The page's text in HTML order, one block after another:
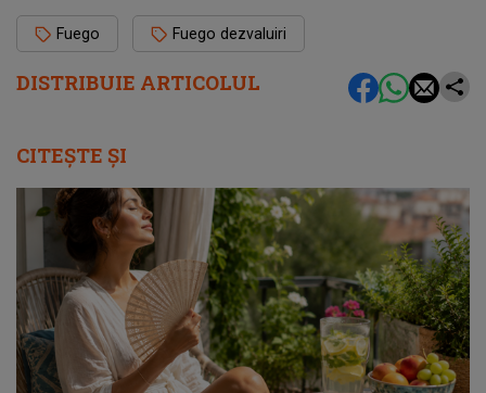
DISTRIBUIE ARTICOLUL
Fuego Fuego dezvaluiri
CITEȘTE ȘI